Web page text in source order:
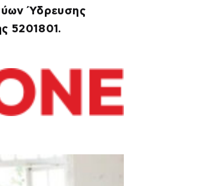
Ύδρευσης
5201801.